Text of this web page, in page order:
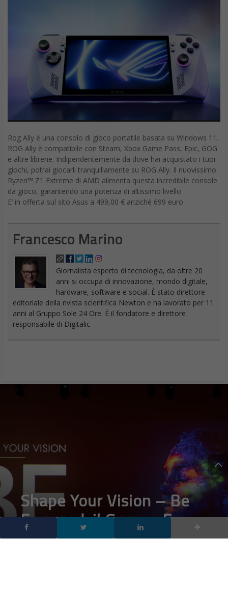
Rog Ally è una consolo di gioco portatile basata su Windows 11.
ROG Ally è compatibile con Steam, Xbox Game Pass, Epic, GOG
e altre librerie. Indipendentemente da dove hai acquistato i tuoi
giochi, potrai giocarli tranquillamente su ROG Ally. Il nuovissimo
Ryzen™ Z1 Extreme di AMD alimenta questa incredibile console
da gioco, garantendo una potenza di altissimo livello.
E’ in offerta sul sito Asus a 499,00 € anziché 699 euro
Francesco Marino
Giornalista esperto di tecnologia, da oltre 20
anni si occupa di innovazione, mondo digitale,
hardware, software e social. È stato direttore
editoriale della rivista scientifica Newton e ha lavorato per 11
anni al Gruppo Sole 24 Ore. È il fondatore e direttore
responsabile di Digitalic
Shape Your Vision – Be
Engaged: il Gruppo E
traccia il futuro